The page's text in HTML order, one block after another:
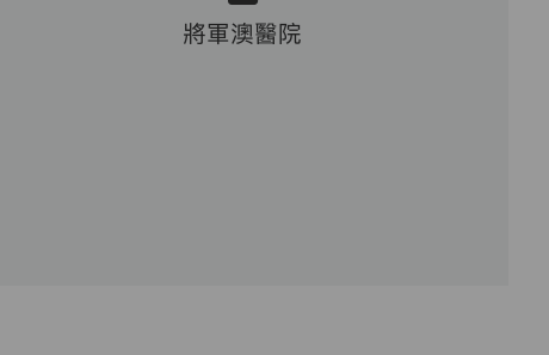
將軍澳醫院